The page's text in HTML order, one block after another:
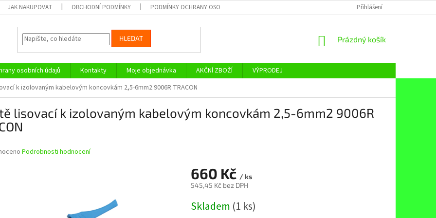
JAK NAKUPOVAT OBCHODNÍ PODMÍNKY PODMÍNKY OCHRANY OSOBNÍCH ÚDAJŮ Přihlášení
HLEDAT
NÁKUPNÍ
Prázdný košík
osobních údajů Kontakty Moje objednávka AKČNÍ ZBOŽÍ
VÝPRODEJ
k izolovaným kabelovým koncovkám 2,5-6mm2 9006R TRACON
lisovací k izolovaným kabelovým koncovkám 2,5-6mm2 9006R
Podrobnosti hodnocení
660 Kč / ks
545,45 Kč bez DPH
cena:
Skladem (1 ks)